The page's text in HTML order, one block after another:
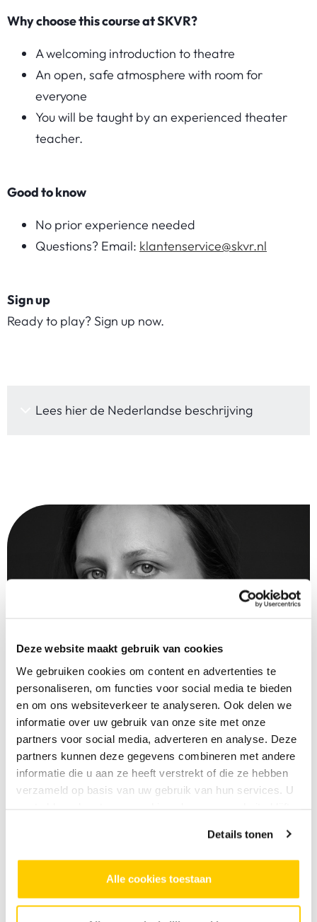
Deze website maakt gebruik van cookies
We gebruiken cookies om content en advertenties te
personaliseren, om functies voor social media te bieden
en om ons websiteverkeer te analyseren. Ook delen we
informatie over uw gebruik van onze site met onze
partners voor social media, adverteren en analyse. Deze
partners kunnen deze gegevens combineren met andere
informatie die u aan ze heeft verstrekt of die ze hebben
verzameld op basis van uw gebruik van hun services. U
Details tonen
Alle cookies toestaan
Why choose this course at SKVR?
A welcoming introduction to theatre
An open, safe atmosphere with room for
everyone
You will be taught by an experienced theater
teacher.
Good to know
No prior experience needed
Questions? Email: klantenservice@skvr.nl
Sign up
Ready to play? Sign up now.
Lees hier de Nederlandse beschrijving
Joana Vinogradoff
Docent
film, television and theatre. With a background
in performance, she brings a practical, actor-
led approach to her teaching, focusing on
presence, connection and truthful expression.